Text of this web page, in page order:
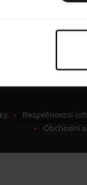
Bezpečnostní
Obchodní